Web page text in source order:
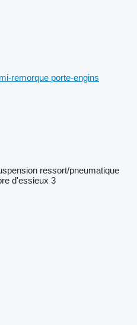
remorque porte-engins
ressort/pneumatique
d'essieux 3